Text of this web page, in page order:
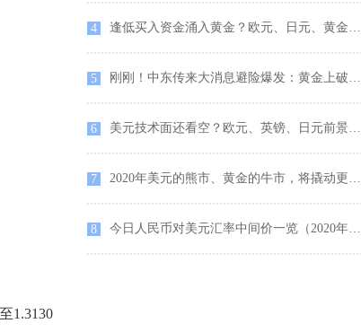
1.3130
4 逢低买入资金涌入黄金？欧元、日元、黄金及原油最新短线操作建议
5 刚刚！中东传来大消息避险爆发：黄金上破1540，美日创两个月新低
6 美元技术面还看空？欧元、英镑、日元前景展望
7 2020年美元的熊市、黄金的牛市，将撬动更多交易机会
8 今日人民币对美元汇率中间价一览（2020年1月3日）